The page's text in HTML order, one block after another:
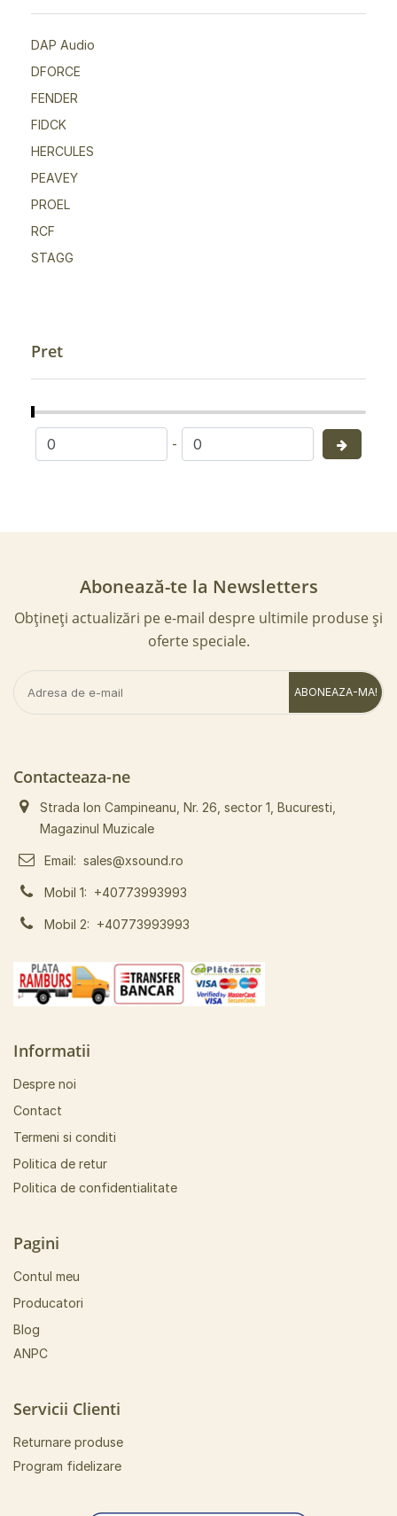
DAP Audio
DFORCE
FENDER
FIDCK
HERCULES
PEAVEY
PROEL
RCF
STAGG
Pret
-
Abonează-te la Newsletters
Obțineți actualizări pe e-mail despre ultimile produse și
oferte speciale.
ABONEAZA-MA!
Contacteaza-ne
Strada Ion Campineanu, Nr. 26, sector 1, Bucuresti,
Magazinul Muzicale
Email: sales@xsound.ro
Mobil 1: +40773993993
Mobil 2: +40773993993
Informatii
Despre noi
Contact
Termeni si conditi
Politica de retur
Politica de confidentialitate
Pagini
Contul meu
Producatori
Blog
ANPC
Servicii Clienti
Returnare produse
Program fidelizare